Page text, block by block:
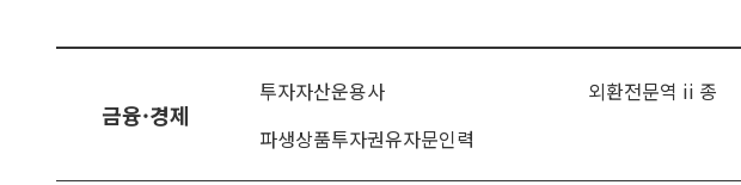
금융·경제
투자자산운용사 외환전문역 ii 종
파생상품투자권유자문인력